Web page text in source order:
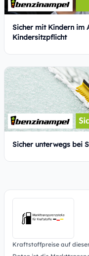
Sicher mit Kindern im
Kindersitzpflicht
Sicher unterwegs bei
Kraftstoffpreise auf